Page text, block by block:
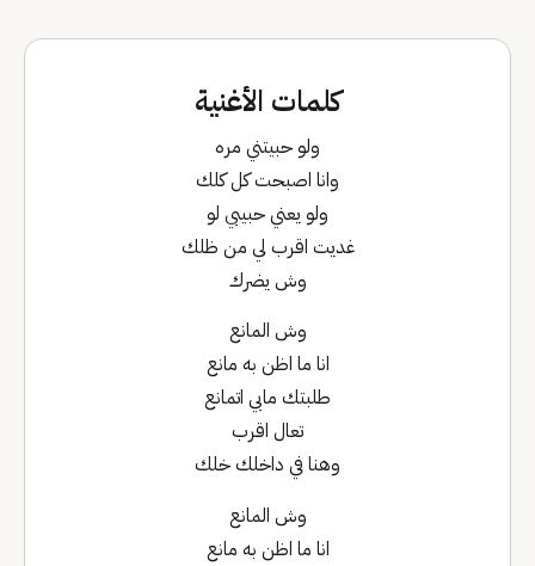
كلمات الأغنية
ولو حبيتني مره
وانا اصبحت كل كلك
ولو يعني حبيبي لو
غديت اقرب لي من ظلك
وش يضرك
وش المانع
انا ما اظن به مانع
طلبتك مابي اتمانع
تعال اقرب
وهنا في داخلك خلك
وش المانع
انا ما اظن به مانع